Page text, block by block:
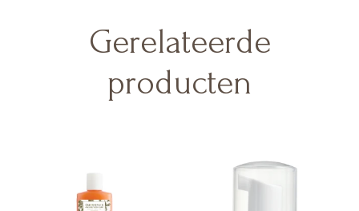
Gerelateerde
producten